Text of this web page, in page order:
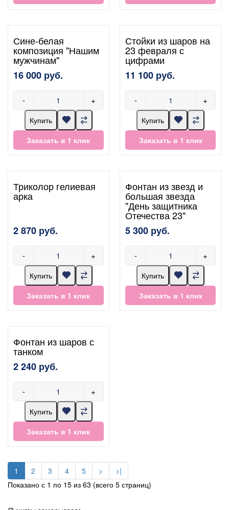
Сине-белая
композиция "Нашим
мужчинам"
16 000 руб.
- +
Купить
Заказать в 1 клик
Стойки из шаров на
23 февраля с
цифрами
11 100 руб.
- +
Купить
Заказать в 1 клик
Триколор гелиевая
арка
2 870 руб.
- +
Купить
Заказать в 1 клик
Фонтан из звезд и
большая звезда
"День защитника
Отечества 23"
5 300 руб.
- +
Купить
Заказать в 1 клик
Фонтан из шаров с
танком
2 240 руб.
- +
Купить
Заказать в 1 клик
1 2 3 4 5 >
>|
Показано с 1 по 15 из 63 (всего 5 страниц)